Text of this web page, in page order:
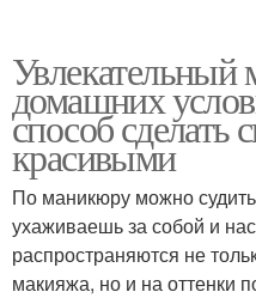
домашних
способ сделать
красивыми
По маникюру можно
ухаживаешь за собой и
распространяются не
макияжа, но и на оттенки